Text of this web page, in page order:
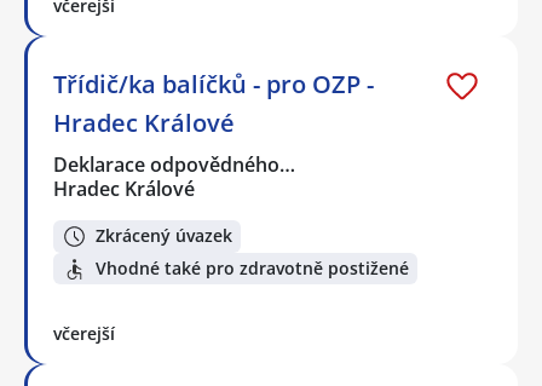
včerejší
Třídič/ka balíčků - pro OZP -
Hradec Králové
Deklarace odpovědného…
Hradec Králové
Zkrácený úvazek
Vhodné také pro zdravotně postižené
včerejší